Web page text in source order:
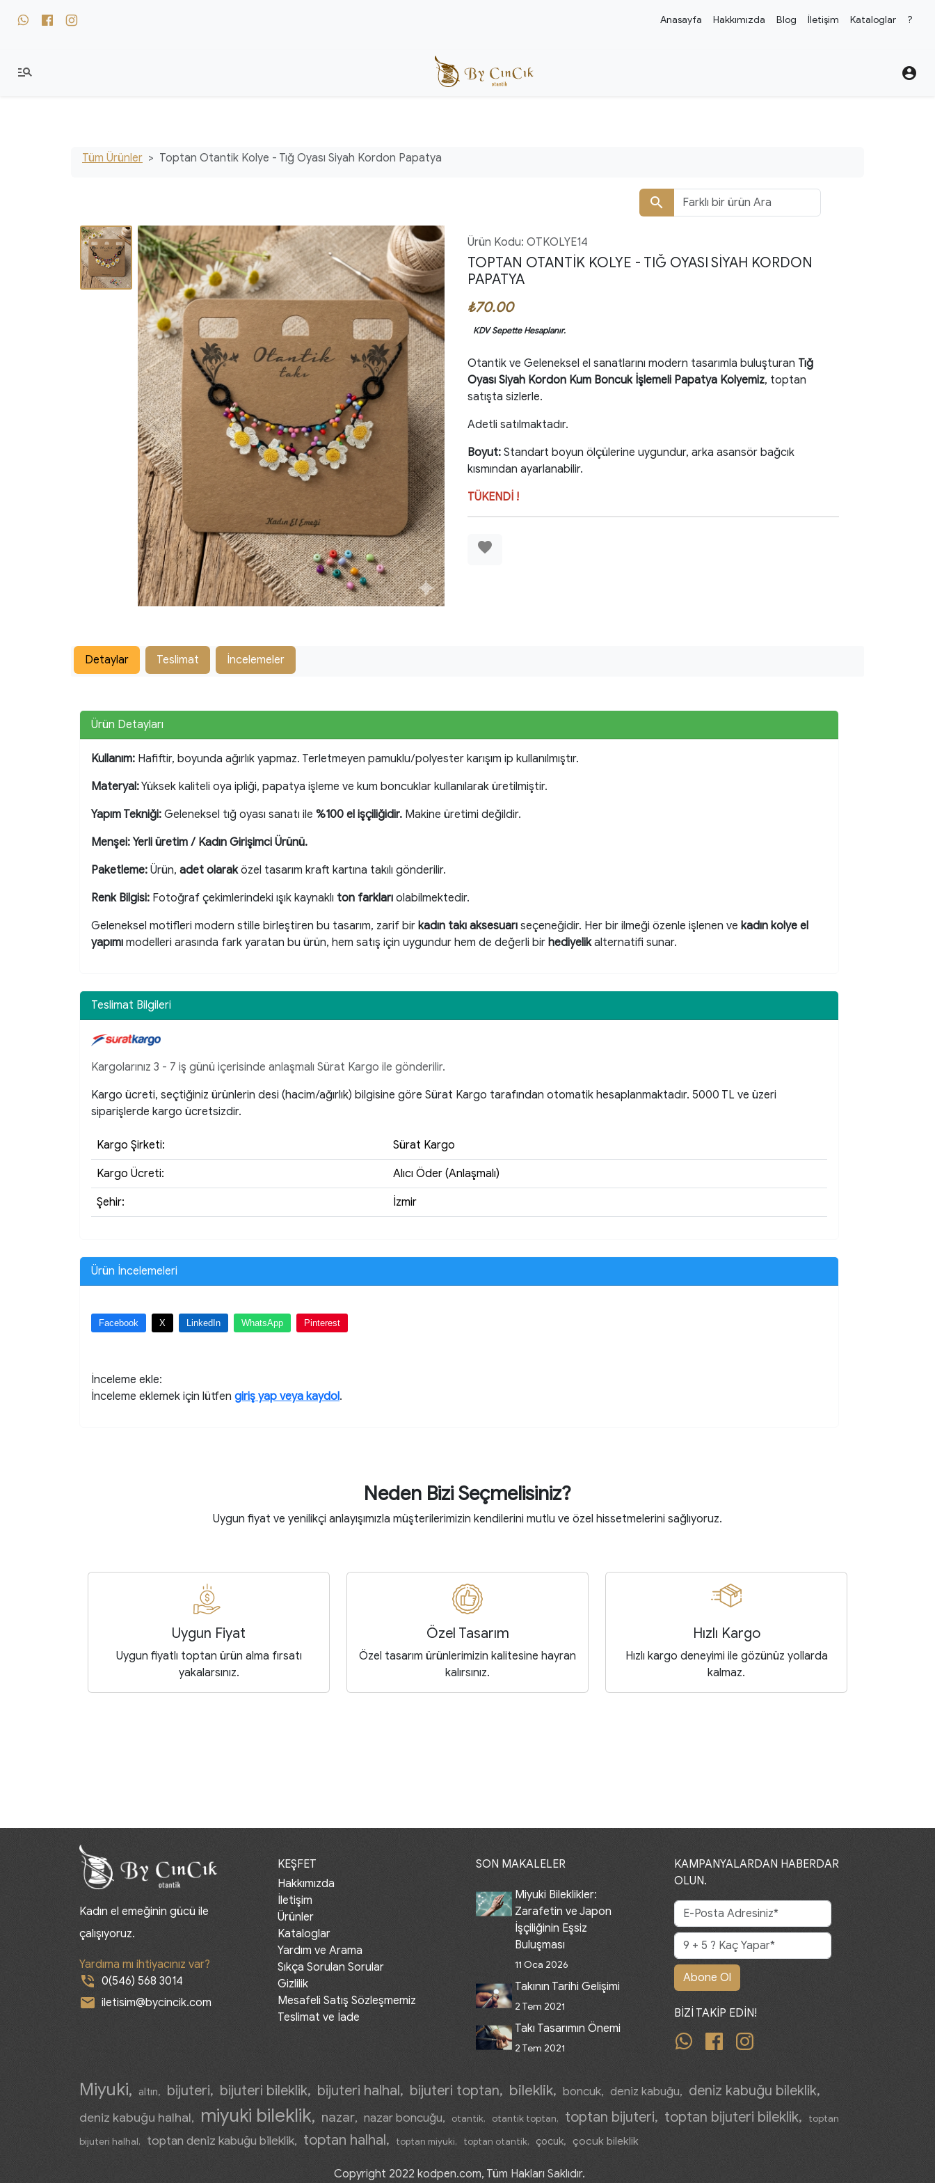
whatsapp facebook instagram Anasayfa Hakkımızda Blog İletişim Kataloglar ?
manage_search account_circle
Tüm Ürünler Toptan Otantik Kolye - Tığ Oyası Siyah Kordon Papatya
search
Ürün Kodu: OTKOLYE14
TOPTAN OTANTIK KOLYE - TIĞ OYASI SIYAH KORDON
PAPATYA
₺70.00
KDV Sepette Hesaplanır.
Otantik ve Geleneksel el sanatlarını modern tasarımla buluşturan Tığ
Oyası Siyah Kordon Kum Boncuk İşlemeli Papatya Kolyemiz, toptan
satışta sizlerle.
Adetli satılmaktadır.
Boyut: Standart boyun ölçülerine uygundur, arka asansör bağcık
kısmından ayarlanabilir.
TÜKENDİ !
favorite
Detaylar Teslimat İncelemeler
Ürün Detayları
Kullanım: Hafiftir, boyunda ağırlık yapmaz. Terletmeyen pamuklu/polyester karışım ip kullanılmıştır.
Materyal:Yüksek kaliteli oya ipliği, papatya işleme ve kum boncuklar kullanılarak üretilmiştir.
Yapım Tekniği: Geleneksel tığ oyası sanatı ile %100 el işçiliğidir. Makine üretimi değildir.
Menşei: Yerli üretim / Kadın Girişimci Ürünü.
Paketleme: Ürün, adet olaraközel tasarım kraft kartına takılı gönderilir.
Renk Bilgisi: Fotoğraf çekimlerindeki ışık kaynaklı ton farkları olabilmektedir.
Geleneksel motifleri modern stille birleştiren bu tasarım, zarif bir kadın takı aksesuarı seçeneğidir. Her bir ilmeği özenle işlenen ve kadın kolye el
yapımı modelleri arasında fark yaratan bu ürün, hem satış için uygundur hem de değerli bir hediyelikalternatifi sunar.
Teslimat Bilgileri
Kargolarınız 3 - 7 iş günü içerisinde anlaşmalı Sürat Kargo ile gönderilir.
Kargo ücreti, seçtiğiniz ürünlerin desi (hacim/ağırlık) bilgisine göre Sürat Kargo tarafından otomatik hesaplanmaktadır. 5000 TL ve üzeri
siparişlerde kargo ücretsizdir.
Kargo Şirketi: Sürat Kargo
Kargo Ücreti: Alıcı Öder (Anlaşmalı)
Şehir: İzmir
Ürün İncelemeleri
Facebook X LinkedIn WhatsApp Pinterest
İnceleme ekle:
İnceleme eklemek için lütfen giriş yap veya kaydol.
Neden Bizi Seçmelisiniz?
Uygun fiyat ve yenilikçi anlayışımızla müşterilerimizin kendilerini mutlu ve özel hissetmelerini sağlıyoruz.
Uygun Fiyat
Uygun fiyatlı toptan ürün alma fırsatı
yakalarsınız.
Özel Tasarım
Özel tasarım ürünlerimizin kalitesine hayran
kalırsınız.
Hızlı Kargo
Hızlı kargo deneyimi ile gözünüz yollarda
kalmaz.
Kadın el emeğinin gücü ile
çalışıyoruz.
Yardıma mı ihtiyacınız var?
phone_in_talk 0(546) 568 3014
mail iletisim@bycincik.com
KEŞFET
Hakkımızda
İletişim
Ürünler
Kataloglar
Yardım ve Arama
Sıkça Sorulan Sorular
Gizlilik
Mesafeli Satış Sözleşmemiz
Teslimat ve İade
SON MAKALELER
Miyuki Bileklikler:
Zarafetin ve Japon
İşçiliğinin Eşsiz
Buluşması
11 Oca 2026
Takının Tarihi Gelişimi
2 Tem 2021
Takı Tasarımın Önemi
2 Tem 2021
KAMPANYALARDAN HABERDAR
OLUN.
Abone Ol
BİZİ TAKİP EDİN!
whatsapp facebook instagram
Miyuki altın bijuteri bijuteri bileklik bijuteri halhal bijuteri toptan bileklik boncuk deniz kabuğu deniz kabuğu bileklik
deniz kabuğu halhal miyuki bileklik nazar nazar boncuğu otantik otantik toptan toptan bijuteri toptan bijuteri bileklik
toptan
bijuteri halhal
toptan deniz kabuğu bileklik toptan halhal toptan miyuki toptan otantik çocuk çocuk bileklik
Copyright 2022 kodpen.com, Tüm Hakları Saklıdır.